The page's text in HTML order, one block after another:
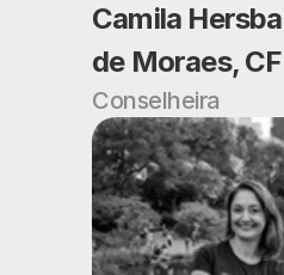
Camila
de Moraes,
Conselheira